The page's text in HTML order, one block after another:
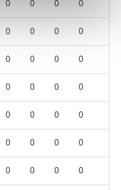
isteriz.
izin vermedikleri
için İnternet
ait çerezler
çeşitli kişisel
çerezler bilgi